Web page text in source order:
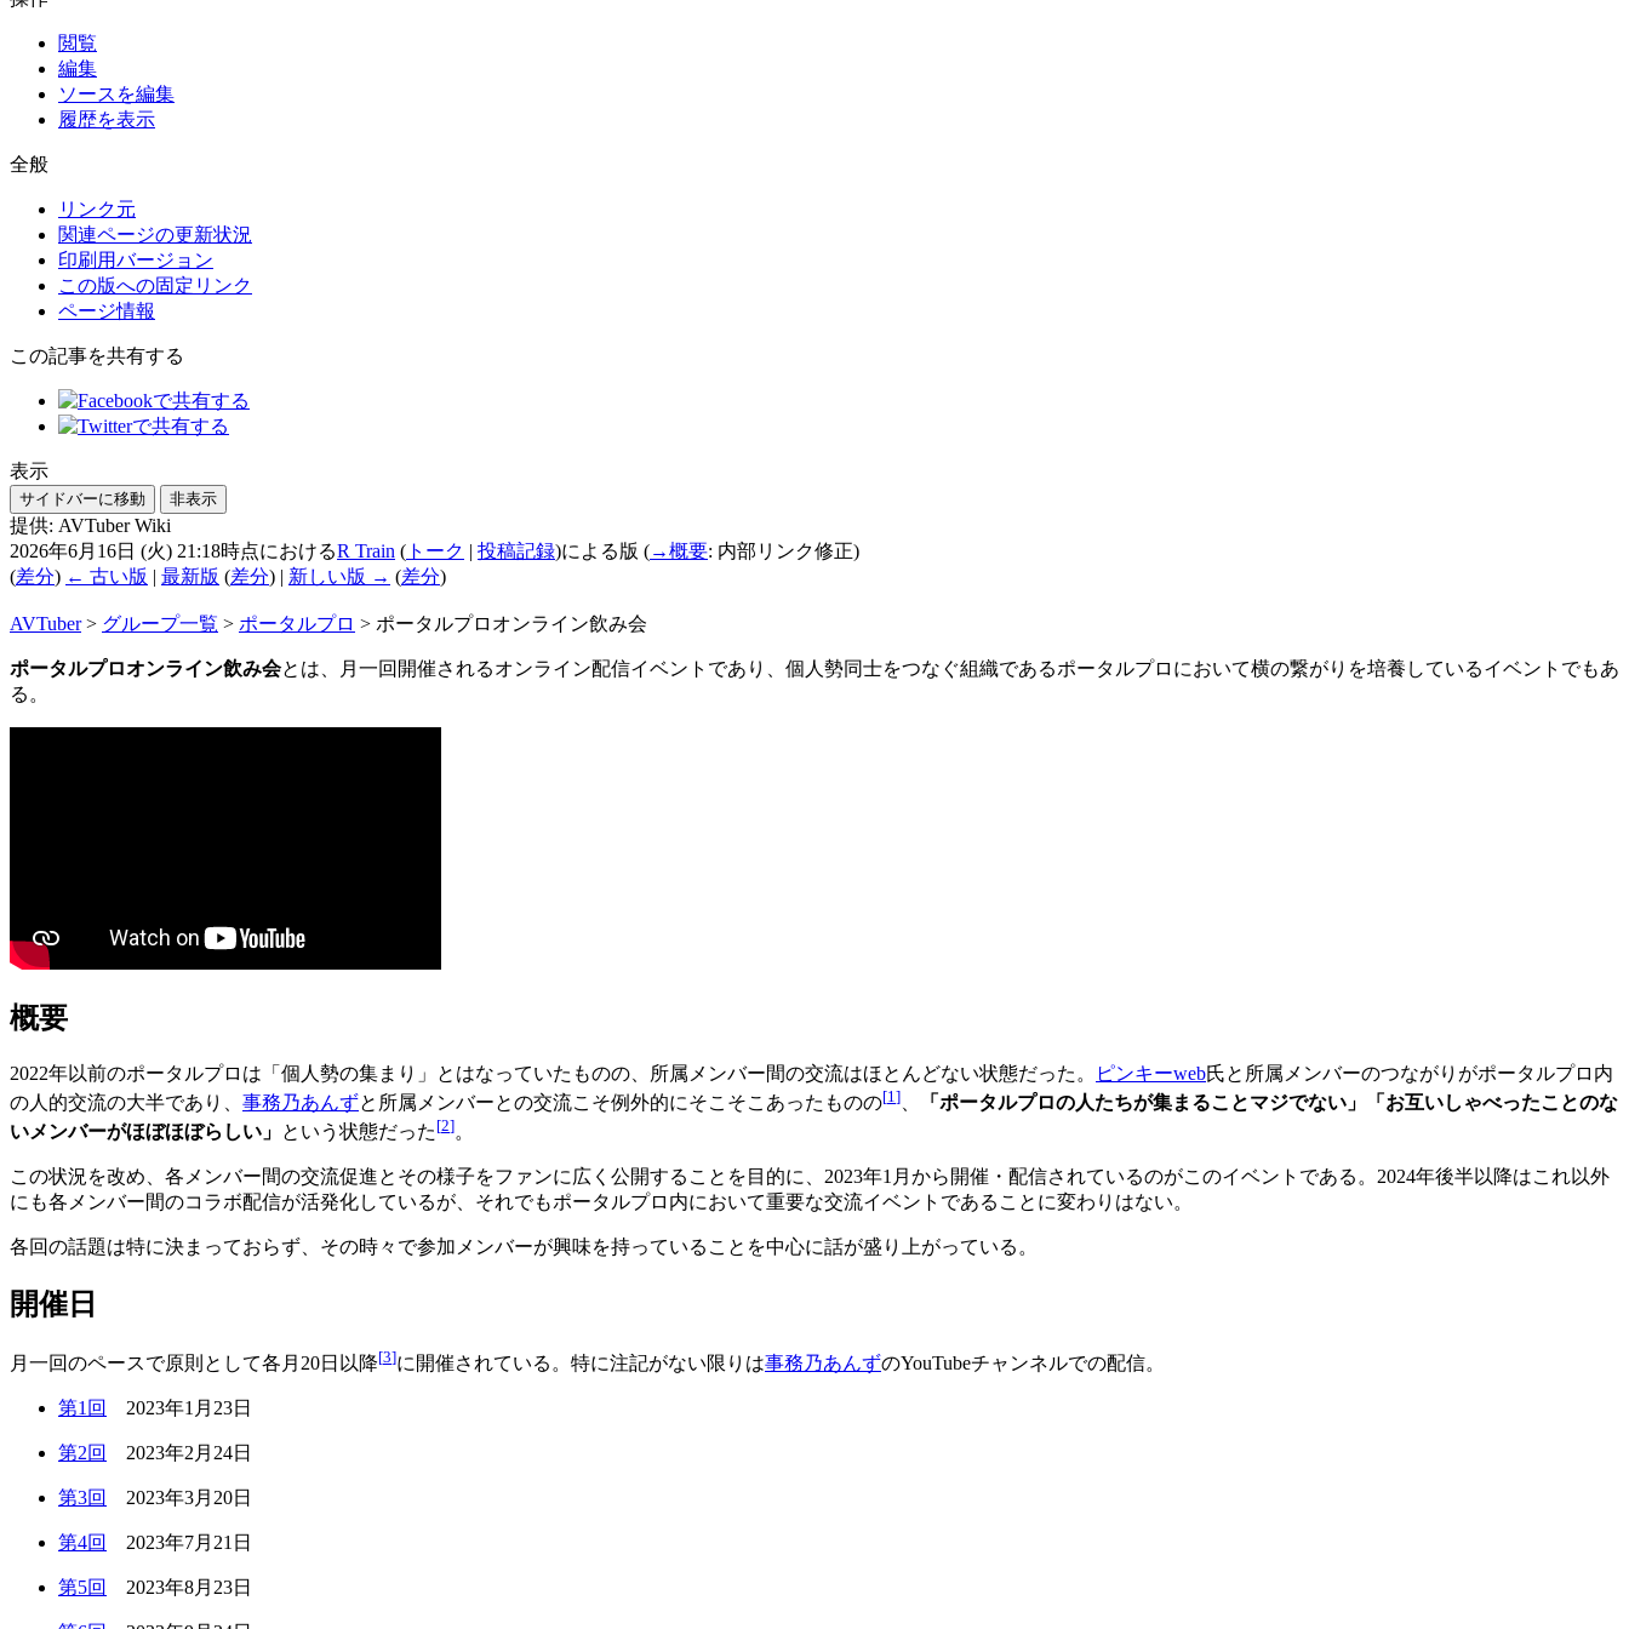
閲覧
編集
ソースを編集
履歴を表示
全般
リンク元
関連ページの更新状況
印刷用バージョン
この版への固定リンク
ページ情報
この記事を共有する
表示
サイドバーに移動 非表示
提供: AVTuber Wiki
2026年6月16日 (火) 21:18時点におけるR Train ( トーク | 投稿記録)による版 (→概要: 内部リンク修正)
(差分) ← 古い版 | 最新版 (差分) | 新しい版 → (差分)
AVTuber> グループ一覧 > ポータルプロ > ポータルプロオンライン飲み会
ポータルプロオンライン飲み会とは、月一回開催されるオンライン配信イベントであり、個人勢同士をつなぐ組織であるポータルプロにおいて横の繋がりを培養しているイベントでもあ
る。
概要
2022年以前のポータルプロは「個人勢の集まり」とはなっていたものの、所属メンバー間の交流はほとんどない状態だった。 ピンキーweb氏と所属メンバーのつながりがポータルプロ内
の人的交流の大半であり、 事務乃あんずと所属メンバーとの交流こそ例外的にそこそこあったものの[1 ]
「ポータルプロの人たちが集まることマジでない」「お互いしゃべったことのな
いメンバーがほぼほぼらしい」 という状態だった [2]。
この状況を改め、各メンバー間の交流促進とその様子をファンに広く公開することを目的に、2023年1月から開催・配信されているのがこのイベントである。2024年後半以降はこれ以外
にも各メンバー間のコラボ配信が活発化しているが、それでもポータルプロ内において重要な交流イベントであることに変わりはない。
各回の話題は特に決まっておらず、その時々で参加メンバーが興味を持っていることを中心に話が盛り上がっている。
開催日
月一回のペースで原則として各月20日以降[3]に開催されている。特に注記がない限りは事務乃あんずのYouTubeチャンネルでの配信。
第1回 2023年1月23日
第2回 2023年2月24日
第3回 2023年3月20日
第4回 2023年7月21日
第5回 2023年8月23日